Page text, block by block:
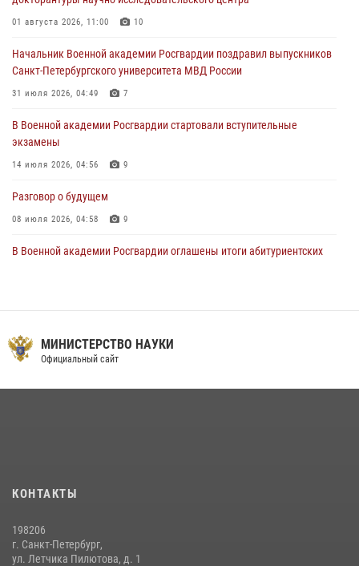
Мастер‑класс по стрельбе: точность, тактика, профессионализм
20 июля 2026, 11:17 8
108 лет со дня образования подразделений связи войск
01 августа 2026, 11:00 10
Начальник Военной академии Росгвардии поздравил выпускников
Санкт-Петербургского университета МВД России
31 июля 2026, 04:49 7
В Военной академии Росгвардии стартовали вступительные
экзамены
14 июля 2026, 04:56 9
Разговор о будущем
08 июля 2026, 04:58 9
В Военной академии Росгвардии оглашены итоги абитуриентских
09 июля 2026, 11:58 9
МИНИСТЕРСТВО НАУКИ
Официальный сайт
КОНТАКТЫ
198206
г. Санкт-Петербург,
ул. Летчика Пилютова, д. 1